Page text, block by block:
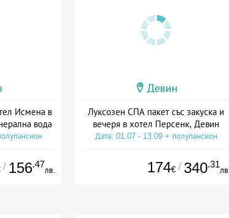
Исмена в
вода
/ 156.47
лв.
Девин
Луксозен СПА пакет със закуска и
вечеря в хотел Персенк, Девин
Дата: 01.07 - 13.09 + полупансион
174€ / 340.31
лв.